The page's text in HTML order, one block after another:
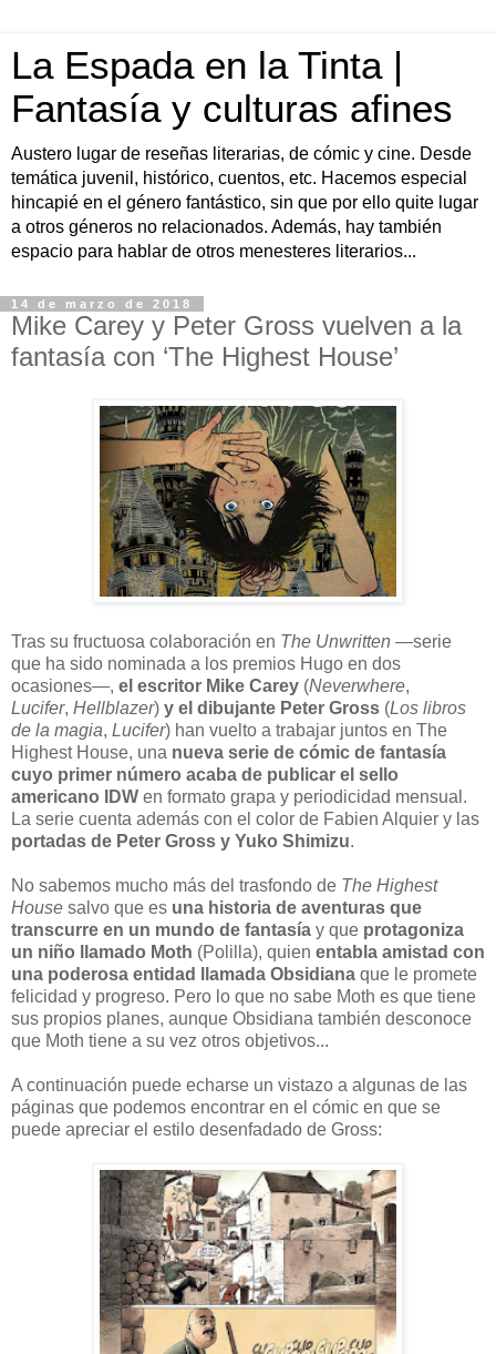
La Espada en la Tinta |
Fantasía y culturas afines
Austero lugar de reseñas literarias, de cómic y cine. Desde
temática juvenil, histórico, cuentos, etc. Hacemos especial
hincapié en el género fantástico, sin que por ello quite lugar
a otros géneros no relacionados. Además, hay también
espacio para hablar de otros menesteres literarios...
14 de marzo de 2018
Mike Carey y Peter Gross vuelven a la
fantasía con ‘The Highest House’
Tras su fructuosa colaboración en The Unwritten —serie
que ha sido nominada a los premios Hugo en dos
ocasiones—, el escritor Mike Carey (Neverwhere,
Lucifer, Hellblazer) y el dibujante Peter Gross (Los libros
de la magia, Lucifer) han vuelto a trabajar juntos en The
Highest House, una nueva serie de cómic de fantasía
cuyo primer número acaba de publicar el sello
americano IDW en formato grapa y periodicidad mensual.
La serie cuenta además con el color de Fabien Alquier y las
portadas de Peter Gross y Yuko Shimizu.
No sabemos mucho más del trasfondo de The Highest
House salvo que es una historia de aventuras que
transcurre en un mundo de fantasía y que protagoniza
un niño llamado Moth (Polilla), quien entabla amistad con
una poderosa entidad llamada Obsidiana que le promete
felicidad y progreso. Pero lo que no sabe Moth es que tiene
sus propios planes, aunque Obsidiana también desconoce
que Moth tiene a su vez otros objetivos...
A continuación puede echarse un vistazo a algunas de las
páginas que podemos encontrar en el cómic en que se
puede apreciar el estilo desenfadado de Gross: